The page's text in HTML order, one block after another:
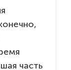
часть